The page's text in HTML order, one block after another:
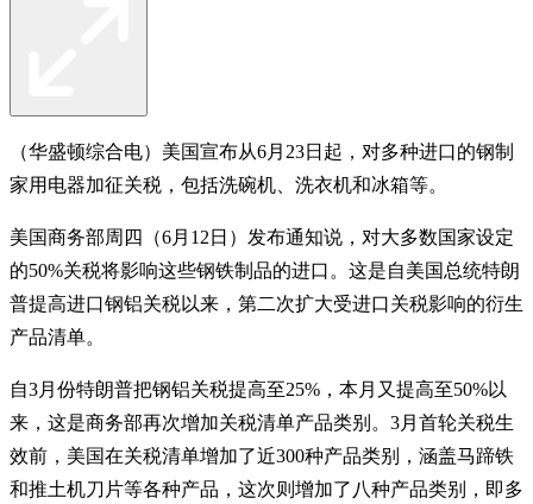
（华盛顿综合电）美国宣布从6月23日起，对多种进口的钢制
家用电器加征关税，包括洗碗机、洗衣机和冰箱等。
美国商务部周四（6月12日）发布通知说，对大多数国家设定
的50%关税将影响这些钢铁制品的进口。这是自美国总统特朗
普提高进口钢铝关税以来，第二次扩大受进口关税影响的衍生
产品清单。
自3月份特朗普把钢铝关税提高至25%，本月又提高至50%以
来，这是商务部再次增加关税清单产品类别。3月首轮关税生
效前，美国在关税清单增加了近300种产品类别，涵盖马蹄铁
和推土机刀片等各种产品，这次则增加了八种产品类别，即多